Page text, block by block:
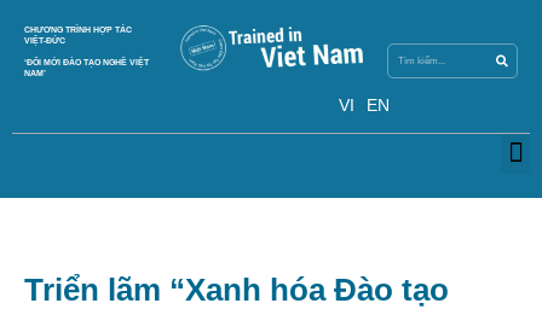
CHƯƠNG TRÌNH HỢP TÁC
VIỆT-ĐỨC
‘ĐỔI MỚI ĐÀO TẠO NGHỀ VIỆT
NAM’
VI EN
Triển lãm “Xanh hóa Đào tạo